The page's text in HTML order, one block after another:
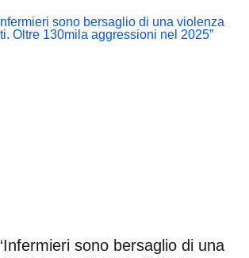
sono bersaglio di una